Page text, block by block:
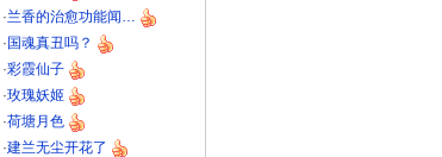
·兰香的治愈功能闻…
· 国魂真丑吗？
·彩霞仙子
·玫瑰妖姬
·荷塘月色
·建兰无尘开花了